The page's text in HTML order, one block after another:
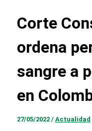
Corte
ordena
sangre a
en
27/05/2022/Actualidad